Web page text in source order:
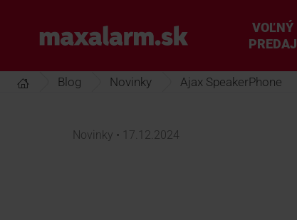
hlavnému
www.maxalarm.sk
VOĽNÝ
PREDAJ
Blog Novinky Ajax SpeakerPhone
Novinky • 17.12.2024